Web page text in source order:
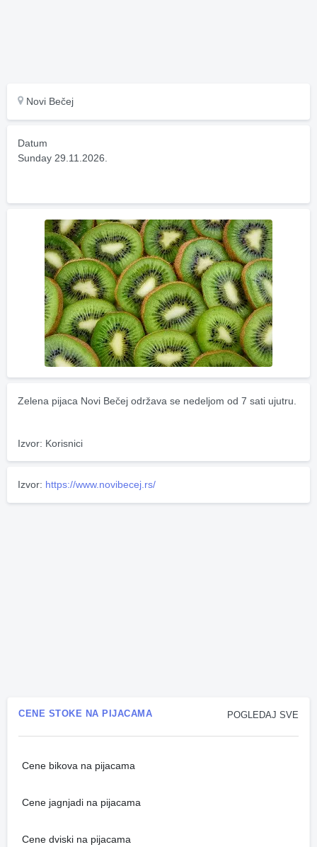
Novi Bečej
Datum
Sunday 29.11.2026.
Zelena pijaca Novi Bečej održava se nedeljom od 7 sati ujutru.
Izvor: Korisnici
Izvor: https://www.novibecej.rs/
POGLEDAJ SVE
CENE STOKE NA PIJACAMA
Cene bikova na pijacama
Cene jagnjadi na pijacama
Cene dviski na pijacama